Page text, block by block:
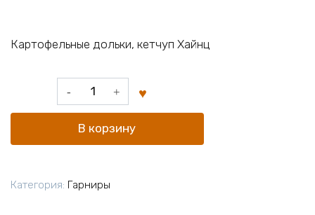
Картофельные дольки, кетчуп Хайнц
Количество
товара
В корзину
Категория: Гарниры